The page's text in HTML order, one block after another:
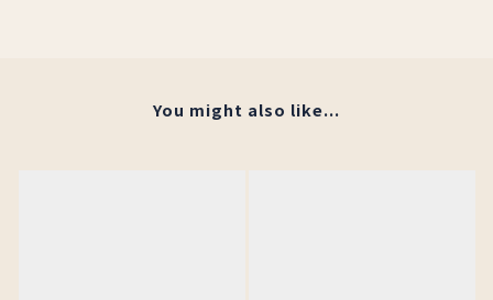
You might also like...